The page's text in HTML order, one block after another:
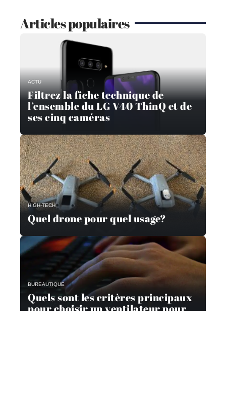
Articles populaires
ACTU
Filtrez la fiche technique de
l’ensemble du LG V40 ThinQ et de
ses cinq caméras
HIGH-TECH
Quel drone pour quel usage?
BUREAUTIQUE
Quels sont les critères principaux
pour choisir un ventilateur pour